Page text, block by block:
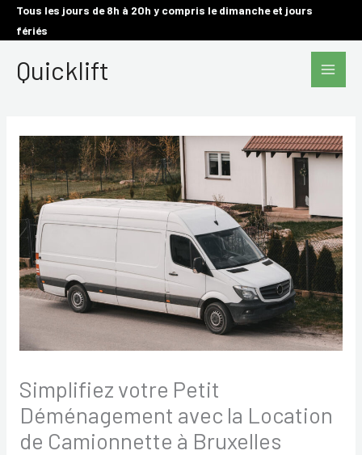
AllerTous les jours de 8h à 20h y compris le dimanche et jours
fériés
Quicklift
Main
Simplifiez votre Petit
Déménagement avec la Location
de Camionnette à Bruxelles